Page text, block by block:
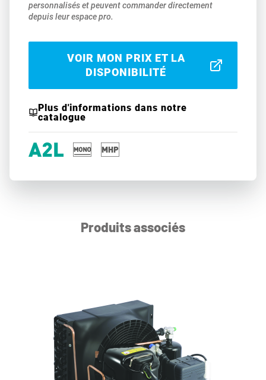
personnalisés et peuvent commander directement
depuis leur espace pro.
VOIR MON PRIX ET LA
DISPONIBILITÉ
Plus d'informations dans notre
catalogue
Produits associés